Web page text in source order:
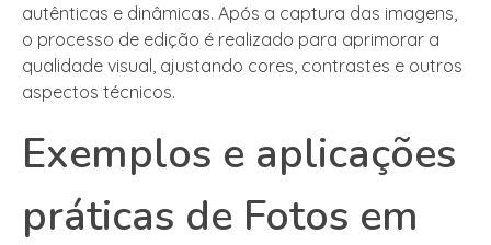
autênticas e dinâmicas. Após a captura das imagens,
o processo de edição é realizado para aprimorar a
qualidade visual, ajustando cores, contrastes e outros
aspectos técnicos.
Exemplos e aplicações
práticas de Fotos em